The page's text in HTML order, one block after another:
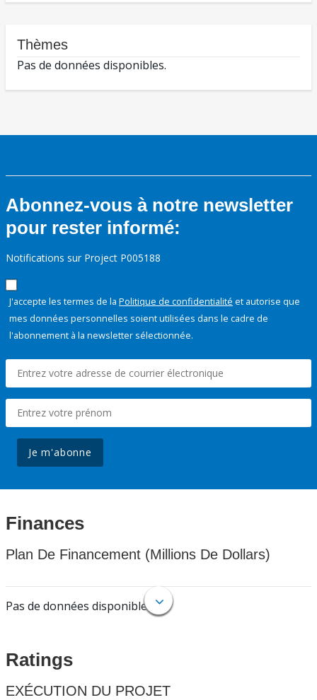
Thèmes
Pas de données disponibles.
Abonnez-vous à notre newsletter
pour rester informé:
Notifications sur Project P005188
J'accepte les termes de la Politique de confidentialité et autorise que
mes données personnelles soient utilisées dans le cadre de
l'abonnement à la newsletter sélectionnée.
Je m'abonne
Finances
Plan De Financement (Millions De Dollars)
Pas de données disponibles.
Ratings
EXÉCUTION DU PROJET